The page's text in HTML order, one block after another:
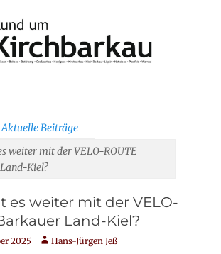
Aktuelle Beiträge -
weiter mit der VELO-ROUTE
Kiel?
es weiter mit der VELO-
Land-Kiel?
2025 AutorHans-Jürgen Jeß